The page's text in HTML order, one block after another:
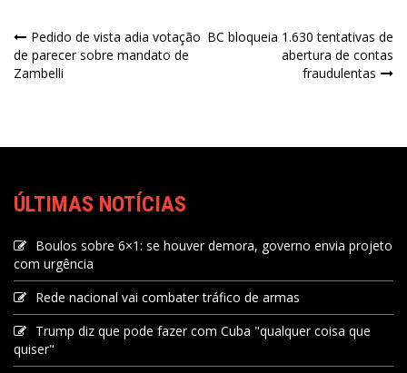
Pedido de vista adia votação
de parecer sobre mandato de
Zambelli
BC bloqueia 1.630 tentativas de
abertura de contas
fraudulentas
ÚLTIMAS NOTÍCIAS
Boulos sobre 6×1: se houver demora, governo envia projeto
com urgência
Rede nacional vai combater tráfico de armas
Trump diz que pode fazer com Cuba "qualquer coisa que
quiser"